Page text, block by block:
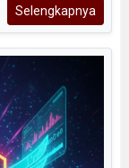
Selengkapnya